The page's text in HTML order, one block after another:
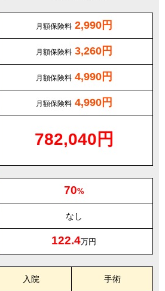
月額保険料 2,990円
月額保険料 3,260円
月額保険料 4,990円
月額保険料 4,990円
782,040円
70%
なし
122.4万円
入院 手術